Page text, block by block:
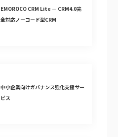
EMOROCO CRM Lite － CRM4.0完
全対応ノーコード型CRM
中小企業向けガバナンス強化支援サー
ビス